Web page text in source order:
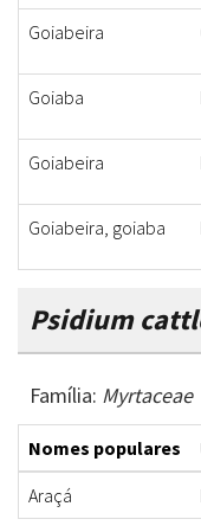
Goiabeira
Goiaba
Goiabeira
Goiabeira, goiaba
Psidium
Família: Myrtaceae
Nomes populares
Araçá